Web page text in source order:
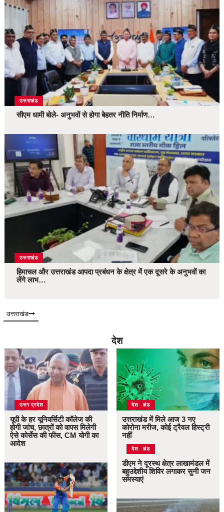
उत्तराखंड
सीएम धामी बोले- अनुभवों से होगा बेहतर नीति निर्माण…
उत्तराखंड
हिमाचल और उत्तराखंड आपदा प्रबंधन के क्षेत्र में एक दूसरे के अनुभवों का
लेंगे लाभ…
उत्तराखंड
देश
उत्तर प्रदेश
यूपी के हर यूनिवर्सिटी कॉलेज की
होगी जांच, छात्रों को वापस मिलेगी
ऐसे कोर्सेस की फीस, CM योगी का
आदेश
उत्तराखंड
देश
उत्तराखंड में मिले आज 3 नए
कोरोना मरीज, कोई ट्रैवल हिस्ट्री
नहीं
उत्तराखंड
देश
डीएम ने दूरस्थ क्षेत्र लाखामंडल में
बहुउद्देशीय शिविर लगाकर सुनी जन
समस्याएं